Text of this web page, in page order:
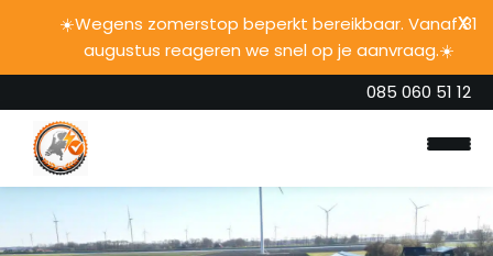
☀️Wegens zomerstop beperkt bereikbaar. Vanaf 31
augustus reageren we snel op je aanvraag.☀️
085 060 51 12